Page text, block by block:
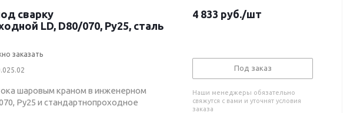
сварку
LD, D80/070, Ру25, сталь
заказать
шаровым краном в инженерном
Ру25 и стандартнопроходное
4 833 руб./шт
Под заказ
Наши менеджеры обязательно
свяжутся с вами и уточнят условия
заказа